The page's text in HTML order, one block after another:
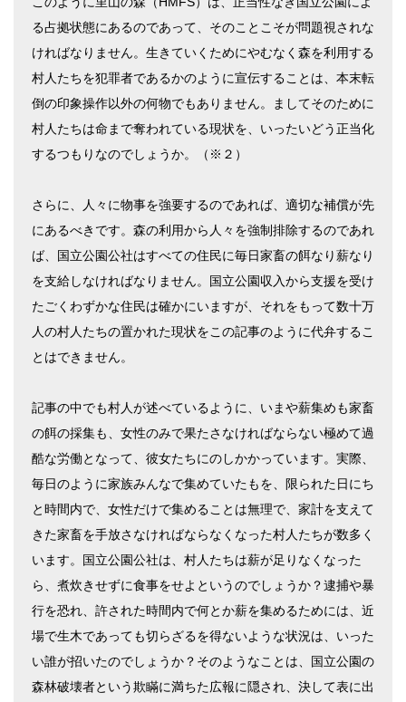
る占拠状態にあるのであって、そのことこそが問題視されな
ければなりません。生きていくためにやむなく森を利用する
村人たちを犯罪者であるかのように宣伝することは、本末転
倒の印象操作以外の何物でもありません。ましてそのために
村人たちは命まで奪われている現状を、いったいどう正当化
するつもりなのでしょうか。（※２）
さらに、人々に物事を強要するのであれば、適切な補償が先
にあるべきです。森の利用から人々を強制排除するのであれ
ば、国立公園公社はすべての住民に毎日家畜の餌なり薪なり
を支給しなければなりません。国立公園収入から支援を受け
たごくわずかな住民は確かにいますが、それをもって数十万
人の村人たちの置かれた現状をこの記事のように代弁するこ
とはできません。
記事の中でも村人が述べているように、いまや薪集めも家畜
の餌の採集も、女性のみで果たさなければならない極めて過
酷な労働となって、彼女たちにのしかかっています。実際、
毎日のように家族みんなで集めていたもを、限られた日にち
と時間内で、女性だけで集めることは無理で、家計を支えて
きた家畜を手放さなければならなくなった村人たちが数多く
います。国立公園公社は、村人たちは薪が足りなくなった
ら、煮炊きせずに食事をせよというのでしょうか？逮捕や暴
行を恐れ、許された時間内で何とか薪を集めるためには、近
場で生木であっても切らざるを得ないような状況は、いった
い誰が招いたのでしょうか？そのようなことは、国立公園の
森林破壊者という欺瞞に満ちた広報に隠され、決して表に出